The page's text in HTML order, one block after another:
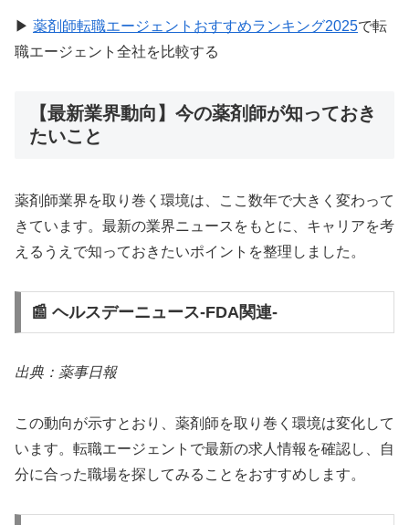
▶ 薬剤師転職エージェントおすすめランキング2025で転
職エージェント全社を比較する
【最新業界動向】今の薬剤師が知っておき
たいこと
薬剤師業界を取り巻く環境は、ここ数年で大きく変わって
きています。最新の業界ニュースをもとに、キャリアを考
えるうえで知っておきたいポイントを整理しました。
📰 ヘルスデーニュース‐FDA関連‐
出典：薬事日報
この動向が示すとおり、薬剤師を取り巻く環境は変化して
います。転職エージェントで最新の求人情報を確認し、自
分に合った職場を探してみることをおすすめします。